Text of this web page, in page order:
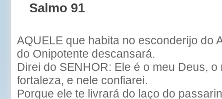
Salmo 91
AQUELE que habita no esconderijo do
do Onipotente descansará.
Direi do SENHOR: Ele é o meu Deus,
fortaleza, e nele confiarei.
Porque ele te livrará do laço do